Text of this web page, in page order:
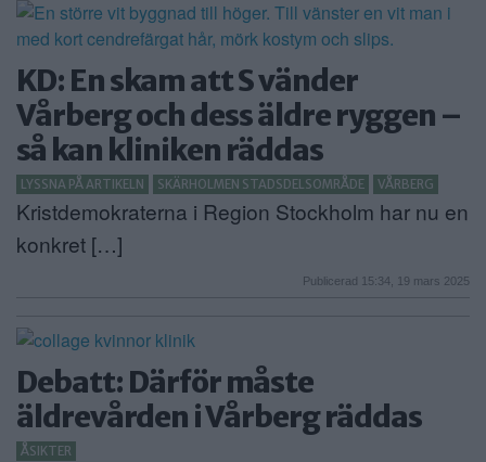
KD: En skam att S vänder
Vårberg och dess äldre ryggen –
så kan kliniken räddas
LYSSNA PÅ ARTIKELN SKÄRHOLMEN STADSDELSOMRÅDE VÅRBERG
Kristdemokraterna i Region Stockholm har nu en
konkret […]
Publicerad 15:34, 19 mars 2025
Debatt: Därför måste
äldrevården i Vårberg räddas
ÅSIKTER